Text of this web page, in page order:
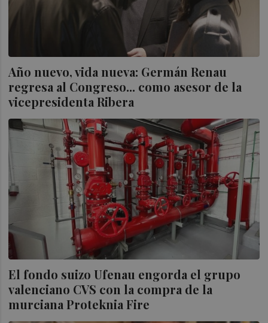
Año nuevo, vida nueva: Germán Renau
regresa al Congreso... como asesor de la
vicepresidenta Ribera
El fondo suizo Ufenau engorda el grupo
valenciano CVS con la compra de la
murciana Proteknia Fire